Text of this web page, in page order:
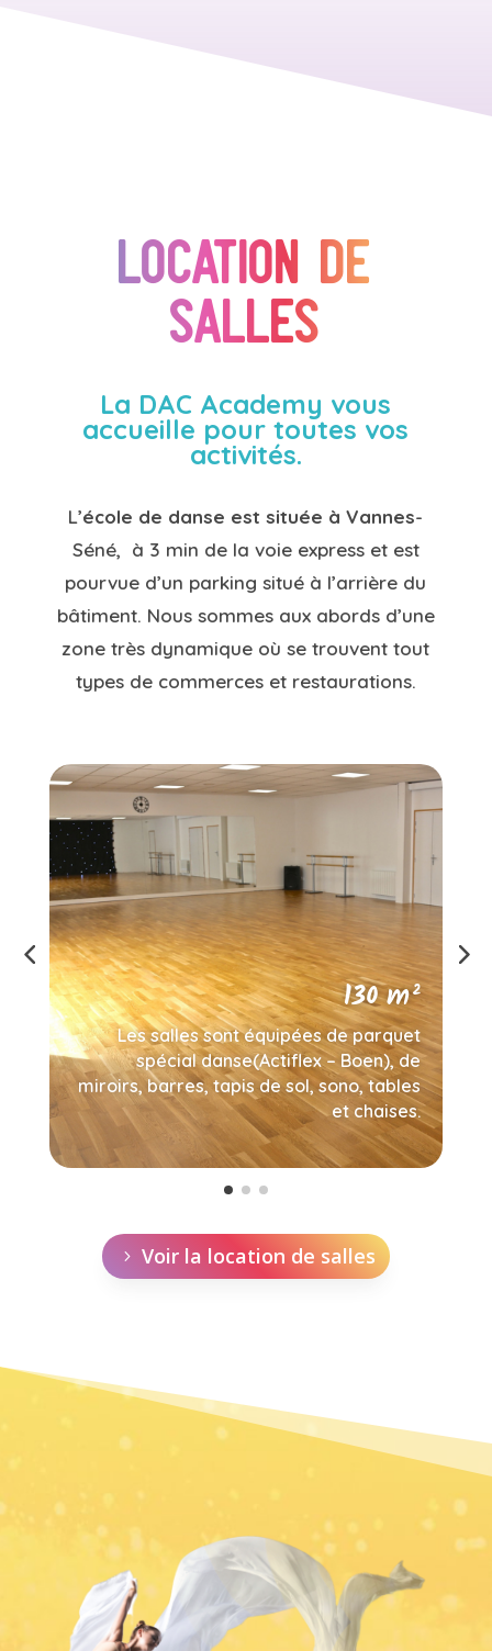
Location de
salles
La DAC Academy vous
accueille pour toutes vos
activités.
L’école de danse est située à Vannes-
Séné, à 3 min de la voie express et est
pourvue d’un parking situé à l’arrière du
bâtiment. Nous sommes aux abords d’une
zone très dynamique où se trouvent tout
types de commerces et restaurations.
130 m²
Les salles sont équipées de parquet
spécial danse(Actiflex – Boen), de
miroirs, barres, tapis de sol, sono, tables
et chaises.
Voir la location de salles